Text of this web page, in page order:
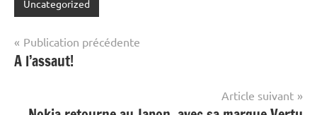
Uncategorized
Navigation
de
Publication précédente
A l’assaut!
Article suivant